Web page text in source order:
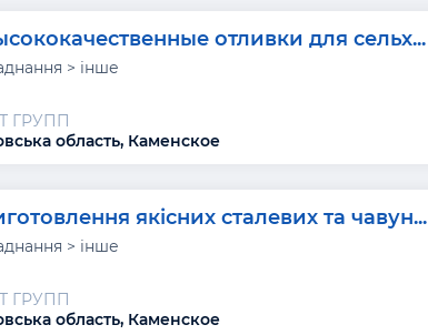
отливки для сельх...
> інше
ГРУПП
область, Каменское
якісних сталевих та чавун...
> інше
ГРУПП
область, Каменское